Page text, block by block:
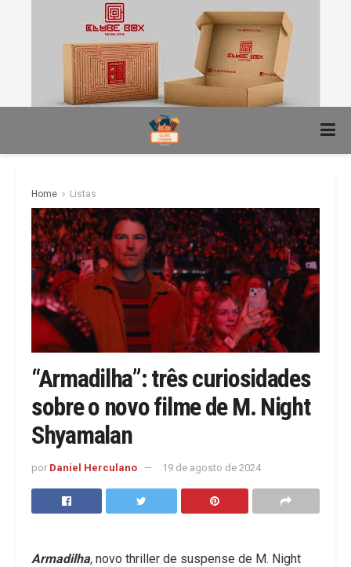
Home Listas
“Armadilha”: três curiosidades
sobre o novo filme de M. Night
Shyamalan
por Daniel Herculano 19 de agosto de 2024
Armadilha, novo thriller de suspense de M. Night